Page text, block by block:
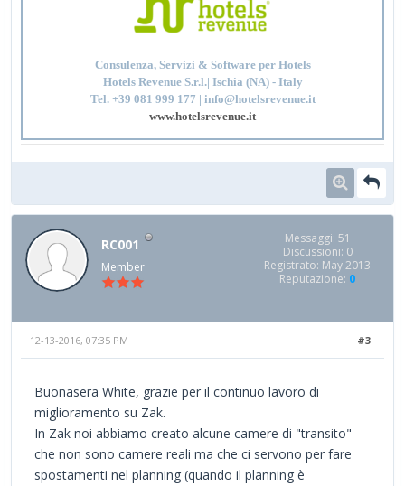
Consulenza, Servizi & Software per Hotels
Hotels Revenue S.r.l.| Ischia (NA) - Italy
Tel. +39 081 999 177 | info@hotelsrevenue.it
www.hotelsrevenue.it
RC001
Member
Messaggi: 51
Discussioni: 0
Registrato: May 2013
Reputazione: 0
#3
12-13-2016, 07:35 PM
Buonasera White, grazie per il continuo lavoro di
miglioramento su Zak.
In Zak noi abbiamo creato alcune camere di "transito"
che non sono camere reali ma che ci servono per fare
spostamenti nel planning (quando il planning è